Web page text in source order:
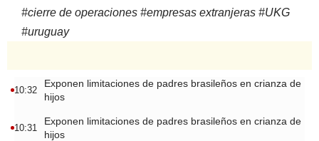
#cierre de operaciones #empresas extranjeras #UKG
#uruguay
10:32
Exponen limitaciones de padres brasileños en crianza de
hijos
10:31
Exponen limitaciones de padres brasileños en crianza de
hijos